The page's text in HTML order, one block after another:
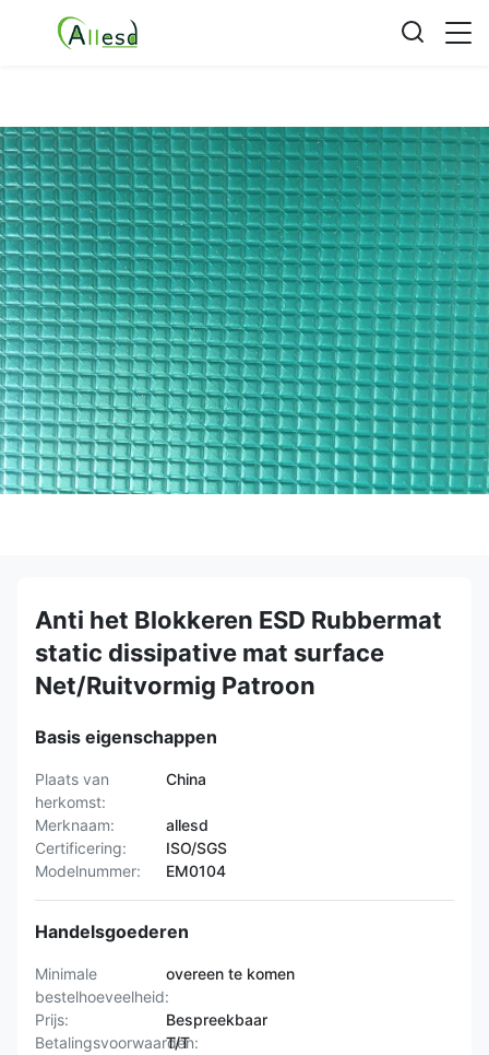
Anti het Blokkeren ESD Rubbermat
static dissipative mat surface
Net/Ruitvormig Patroon
Basis eigenschappen
Plaats van
herkomst:
China
Merknaam:
allesd
Certificering:
ISO/SGS
Modelnummer:
EM0104
Handelsgoederen
Minimale
bestelhoeveelheid:
overeen te komen
Prijs:
Bespreekbaar
Betalingsvoorwaarden:
T/T